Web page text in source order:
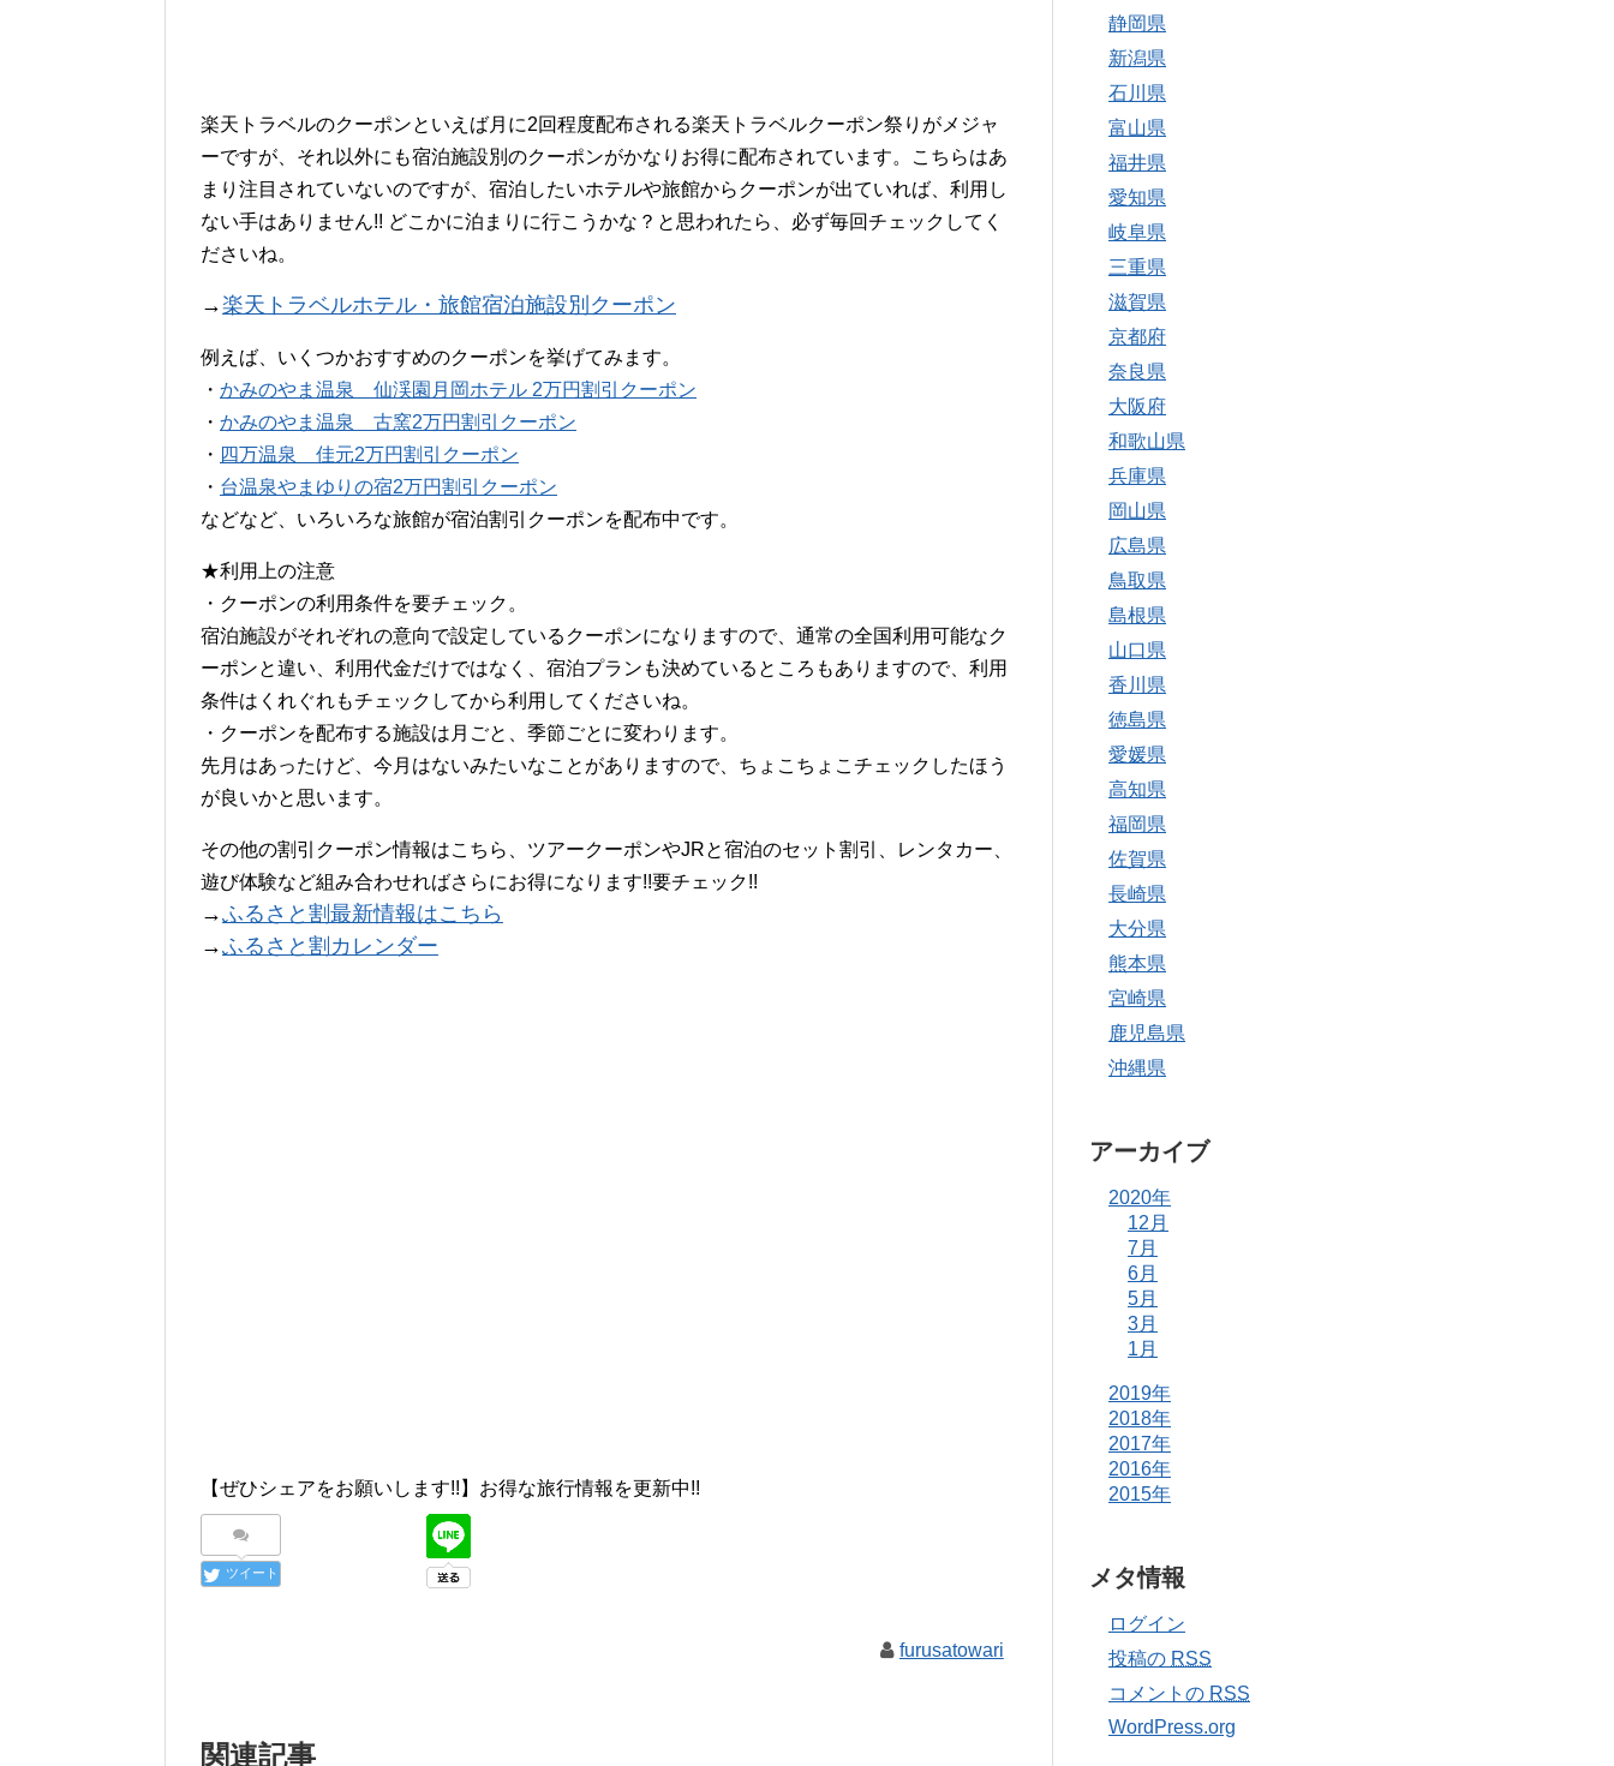
楽天トラベルのクーポンといえば月に2回程度配布される楽天トラベルクーポン祭りがメジャ
ーですが、それ以外にも宿泊施設別のクーポンがかなりお得に配布されています。こちらはあ
まり注目されていないのですが、宿泊したいホテルや旅館からクーポンが出ていれば、利用し
ない手はありません!! どこかに泊まりに行こうかな？と思われたら、必ず毎回チェックしてく
ださいね。
→楽天トラベルホテル・旅館宿泊施設別クーポン
例えば、いくつかおすすめのクーポンを挙げてみます。
・ かみのやま温泉 仙渓園月岡ホテル 2万円割引クーポン
・ かみのやま温泉 古窯2万円割引クーポン
・ 四万温泉 佳元2万円割引クーポン
・ 台温泉やまゆりの宿2万円割引クーポン
などなど、いろいろな旅館が宿泊割引クーポンを配布中です。
★利用上の注意
・クーポンの利用条件を要チェック。
宿泊施設がそれぞれの意向で設定しているクーポンになりますので、通常の全国利用可能なク
ーポンと違い、利用代金だけではなく、宿泊プランも決めているところもありますので、利用
条件はくれぐれもチェックしてから利用してくださいね。
・クーポンを配布する施設は月ごと、季節ごとに変わります。
先月はあったけど、今月はないみたいなことがありますので、ちょこちょこチェックしたほう
が良いかと思います。
その他の割引クーポン情報はこちら、ツアークーポンやJRと宿泊のセット割引、レンタカー、
遊び体験など組み合わせればさらにお得になります!!要チェック!!
→ふるさと割最新情報はこちら
→ふるさと割カレンダー
【ぜひシェアをお願いします!!】お得な旅行情報を更新中!!
ツイート
furusatowari
関連記事
静岡県
新潟県
石川県
富山県
福井県
愛知県
岐阜県
三重県
滋賀県
京都府
奈良県
大阪府
和歌山県
兵庫県
岡山県
広島県
鳥取県
島根県
山口県
香川県
徳島県
愛媛県
高知県
福岡県
佐賀県
長崎県
大分県
熊本県
宮崎県
鹿児島県
沖縄県
アーカイブ
2020年
12月
7月
6月
5月
3月
1月
2019年
2018年
2017年
2016年
2015年
メタ情報
ログイン
投稿の RSS
コメントの RSS
WordPress.org